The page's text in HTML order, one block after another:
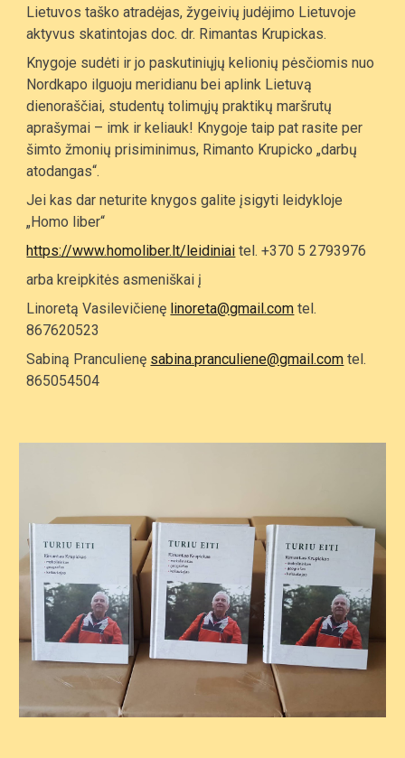
Lietuvos taško atradėjas, žygeivių judėjimo Lietuvoje
aktyvus skatintojas doc. dr. Rimantas Krupickas.
Knygoje sudėti ir jo paskutiniųjų kelionių pėsčiomis nuo
Nordkapo ilguoju meridianu bei aplink Lietuvą
dienoraščiai, studentų tolimųjų praktikų maršrutų
aprašymai – imk ir keliauk! Knygoje taip pat rasite per
šimto žmonių prisiminimus, Rimanto Krupicko „darbų
atodangas“.
Jei kas dar neturite knygos galite įsigyti leidykloje
„Homo liber“
https://www.homoliber.lt/leidiniai tel. +370 5 2793976
arba kreipkitės asmeniškai į
Linoretą Vasilevičienę linoreta@gmail.com tel.
867620523
Sabiną Pranculienę sabina.pranculiene@gmail.com tel.
865054504